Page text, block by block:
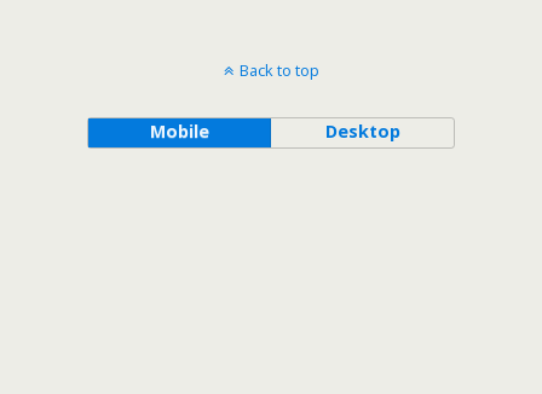
Back to top
Mobile Desktop